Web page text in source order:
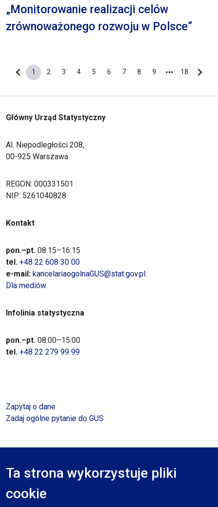
Ta strona wykorzystuje pliki
cookie
„Monitorowanie realizacji celów
zrównoważonego rozwoju w Polsce”
Poprzednia strona
Bieżąca strona
1
Strona
2
Strona
3
Strona
4
Strona
5
Strona
6
Strona
7
Strona
8
Strona
9
Ostatnia
18
Główny Urząd Statystyczny
Al. Niepodległości 208,
00-925 Warszawa
REGON: 000331501
NIP: 5261040828
Kontakt
pon.–pt. 08:15–16:15
tel. +48 22 608 30 00
e-mail: kancelariaogolnaGUS@stat.gov.pl
Dla mediów
Infolinia statystyczna
pon.–pt. 08:00–15:00
tel. +48 22 279 99 99
Zapytaj o dane
Zadaj ogólne pytanie do GUS
RODO